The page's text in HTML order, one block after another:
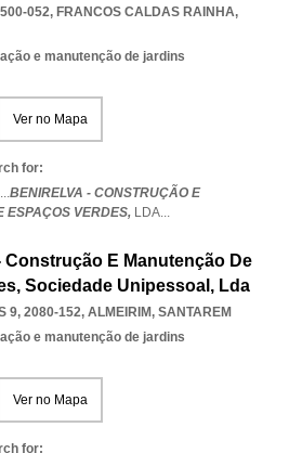
052, FRANCOS CALDAS RAINHA,
e manutenção de jardins
Ver no Mapa
for:
BENIRELVA - CONSTRUÇÃO E
ESPAÇOS VERDES, LDA...
Construção E Manutenção De
Sociedade Unipessoal, Lda
9, 2080-152, ALMEIRIM, SANTAREM
e manutenção de jardins
Ver no Mapa
for: